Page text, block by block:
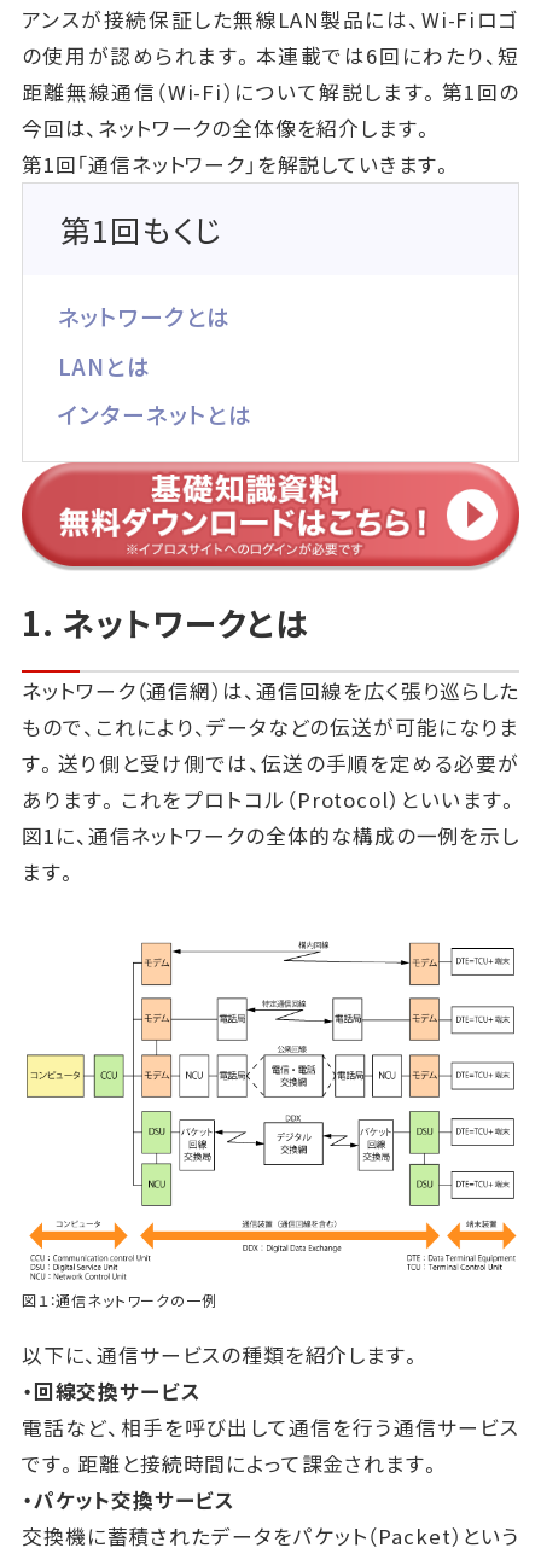
アンスが接続保証した無線LAN製品には、Wi-Fiロゴ
の使用が認められます。本連載では6回にわたり、短
距離無線通信（Wi-Fi）について解説します。第1回の
今回は、ネットワークの全体像を紹介します。
第1回「通信ネットワーク」を解説していきます。
第1回もくじ
ネットワークとは
LANとは
インターネットとは
1. ネットワークとは
ネットワーク（通信網）は、通信回線を広く張り巡らした
もので、これにより、データなどの伝送が可能になりま
す。送り側と受け側では、伝送の手順を定める必要が
あります。これをプロトコル（Protocol）といいます。
図1に、通信ネットワークの全体的な構成の一例を示し
ます。
図１：通信ネットワークの一例
以下に、通信サービスの種類を紹介します。
・回線交換サービス
電話など、相手を呼び出して通信を行う通信サービス
です。距離と接続時間によって課金されます。
・パケット交換サービス
交換機に蓄積されたデータをパケット（Packet）という